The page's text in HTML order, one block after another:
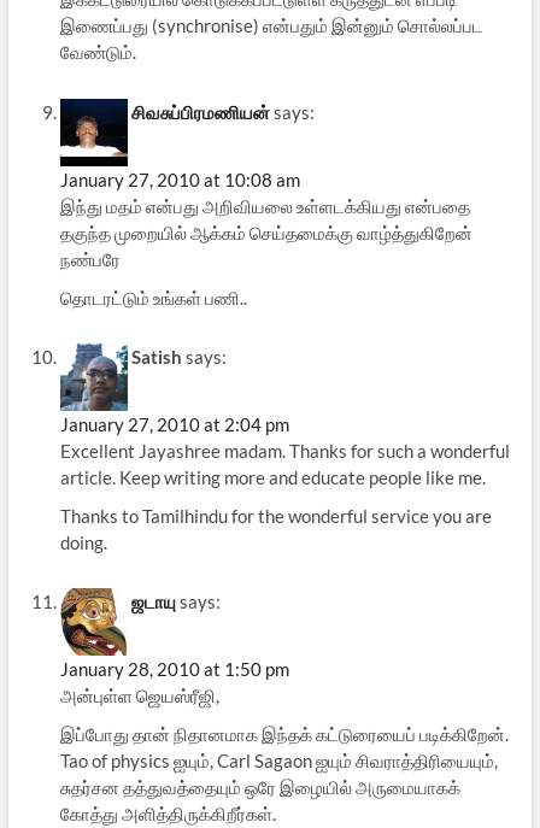
இணைப்பது (synchronise) என்பதும் இன்னும் சொல்லப்பட
வேண்டும்.
சிவசுப்பிரமணியன்says:
January 27, 2010 at 10:08 am
இந்து மதம் என்பது அறிவியலை உள்ளடக்கியது என்பதை
தகுந்த முறையில் ஆக்கம் செய்தமைக்கு வாழ்த்துகிறேன்
நண்பரே
தொடரட்டும் உங்கள் பணி..
Satish says:
January 27, 2010 at 2:04 pm
Excellent Jayashree madam. Thanks for such a wonderful
article. Keep writing more and educate people like me.
Thanks to Tamilhindu for the wonderful service you are
doing.
ஜடாயுsays:
January 28, 2010 at 1:50 pm
அன்புள்ள ஜெயஸ்ரீஜி,
இப்போது தான் நிதானமாக இந்தக் கட்டுரையைப் படிக்கிறேன்.
Tao of physics ஐயும், Carl Sagaon ஐயும் சிவராத்திரியையும்,
சுதர்சன தத்துவத்தையும் ஒரே இழையில் அருமையாகக்
கோத்து அளித்திருக்கிறீர்கள்.